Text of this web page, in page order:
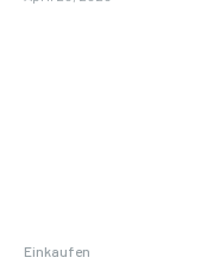
Einkaufen